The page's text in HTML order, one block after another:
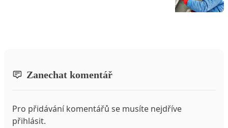
Zanechat komentář
Pro přidávání komentářů se musíte nejdříve
přihlásit.